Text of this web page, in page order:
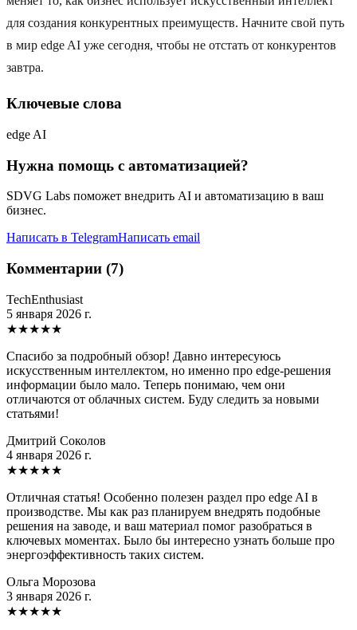
для создания конкурентных преимуществ. Начните свой путь
в мир edge AI уже сегодня, чтобы не отстать от конкурентов
завтра.
Ключевые слова
edge AI
Нужна помощь с автоматизацией?
SDVG Labs поможет внедрить AI и автоматизацию в ваш
бизнес.
Написать в TelegramНаписать email
Комментарии (7)
TechEnthusiast
5 января 2026 г.
★★★★★
Спасибо за подробный обзор! Давно интересуюсь
искусственным интеллектом, но именно про edge-решения
информации было мало. Теперь понимаю, чем они
отличаются от облачных систем. Буду следить за новыми
статьями!
Дмитрий Соколов
4 января 2026 г.
★★★★★
Отличная статья! Особенно полезен раздел про edge AI в
производстве. Мы как раз планируем внедрять подобные
решения на заводе, и ваш материал помог разобраться в
ключевых моментах. Было бы интересно узнать больше про
энергоэффективность таких систем.
Ольга Морозова
3 января 2026 г.
★★★★★